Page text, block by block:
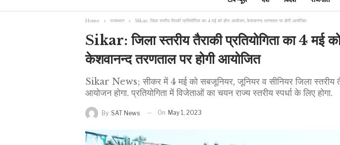
Home राजस्थान Sikar: जिला स्तरीय तैराकी प्रतियोगिता का 4 मई को होगा आयोजन, केशवानन्द तरणताल पर होगी आयोजित
Sikar: जिला स्तरीय तैराकी प्रतियोगिता का 4 मई
केशवानन्द तरणताल पर होगी आयोजित
Sikar News; सीकर में 4 मई को सबजूनियर, जूनियर व सीनियर जिला स्तरीय
आयोजन होगा. प्रतियोगिता में विजेताओं का चयन राज्य स्तरीय स्पर्धा के लिए होगा.
By SAT News On May 1, 2023